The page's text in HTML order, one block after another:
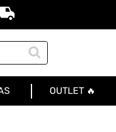
OUTLET 🔥